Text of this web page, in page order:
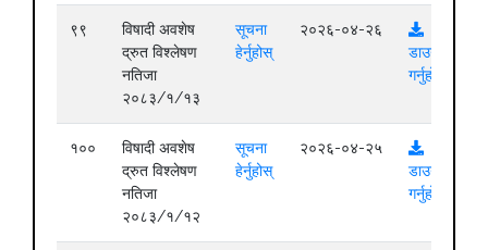
९९
विषादी अवशेष
द्रुत विश्लेषण
नतिजा
२०८३/१/१३
सूचना
हेर्नुहोस्
२०२६-०४-२६
डाउनलोड
गर्नुहोस्
१००
विषादी अवशेष
द्रुत विश्लेषण
नतिजा
२०८३/१/१२
सूचना
हेर्नुहोस्
२०२६-०४-२५
डाउनलोड
गर्नुहोस्